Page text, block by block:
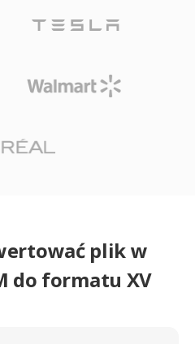
plik w
do formatu XV